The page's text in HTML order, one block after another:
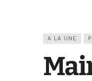
A LA UNE